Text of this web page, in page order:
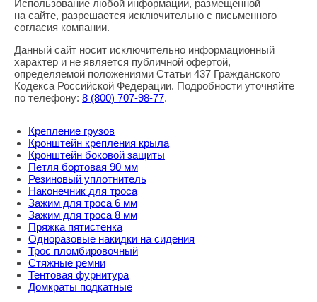
Правовая информация
Использование любой информации, размещенной
на сайте, разрешается исключительно с письменного
согласия компании.
Данный сайт носит исключительно информационный
характер и не является публичной офертой,
определяемой положениями Статьи 437 Гражданского
Кодекса Российской Федерации. Подробности уточняйте
по телефону: 8 (800) 707-98-77.
Крепление грузов
Кронштейн крепления крыла
Кронштейн боковой защиты
Петля бортовая 90 мм
Резиновый уплотнитель
Наконечник для троса
Зажим для троса 6 мм
Зажим для троса 8 мм
Пряжка пятистенка
Одноразовые накидки на сидения
Трос пломбировочный
Стяжные ремни
Тентовая фурнитура
Домкраты подкатные